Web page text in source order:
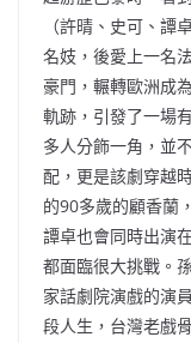
（許晴、史可、譚
名妓，後愛上一名
豪門，輾轉歐洲成
軌跡，引發了一場
多人分飾一角，並
配，更是該劇穿越
的90多歲的顧香蘭
譚卓也會同時出演
都面臨很大挑戰。
家話劇院演戲的演
段人生，台灣老戲